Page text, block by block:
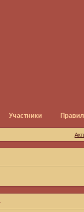
Участники